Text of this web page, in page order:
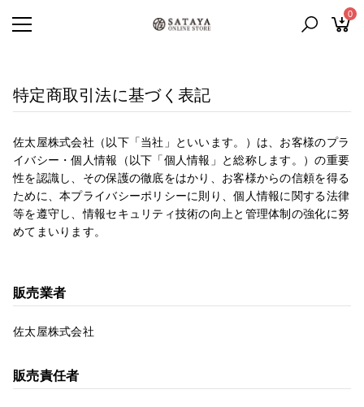
0
特定商取引法に基づく表記
佐太屋株式会社（以下「当社」といいます。）は、お客様のプラ
イバシー・個人情報（以下「個人情報」と総称します。）の重要
性を認識し、その保護の徹底をはかり、お客様からの信頼を得る
ために、本プライバシーポリシーに則り、個人情報に関する法律
等を遵守し、情報セキュリティ技術の向上と管理体制の強化に努
めてまいります。
販売業者
佐太屋株式会社
販売責任者